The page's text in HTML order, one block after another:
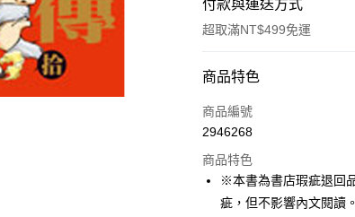
付款與運送方式
超取滿NT$499免運
付款方式
信用卡一次付款
運送方式
商品特色
商品編號
2946268
商品特色
※本書為書店瑕疵退回
疵，但不影響內文閱讀